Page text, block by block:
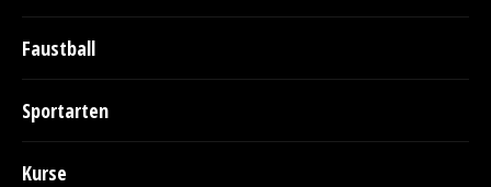
Faustball
Sportarten
Kurse